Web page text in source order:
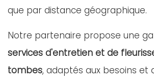
que par distance géographique.
Notre partenaire propose une
services d'entretien et de
tombes, adaptés aux besoins et